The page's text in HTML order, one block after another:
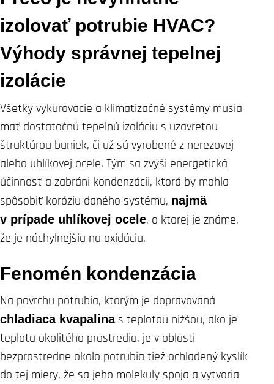
izolovať potrubie HVAC?
Výhody správnej tepelnej
izolácie
Všetky vykurovacie a klimatizačné systémy musia
mať dostatočnú tepelnú izoláciu s uzavretou
štruktúrou buniek, či už sú vyrobené z nerezovej
alebo uhlíkovej ocele. Tým sa zvýši energetická
účinnosť a zabráni kondenzácii, ktorá by mohla
spôsobiť koróziu daného systému, najmä
v prípade uhlíkovej ocele, o ktorej je známe,
že je náchylnejšia na oxidáciu.
Fenomén kondenzácia
Na povrchu potrubia, ktorým je dopravovaná
chladiaca kvapalinas teplotou nižšou, ako je
teplota okolitého prostredia, je v oblasti
bezprostredne okolo potrubia tiež ochladený kyslík
do tej miery, že sa jeho molekuly spoja a vytvoria